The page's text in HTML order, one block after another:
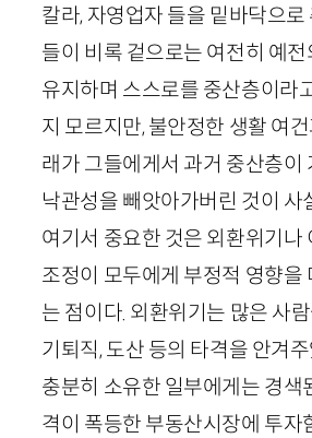
칼라, 자영업자 들을 밑바닥으로
들이 비록 겉으로는 여전히 예
유지하며 스스로를 중산층이라
지 모르지만, 불안정한 생활 여
래가 그들에게서 과거 중산층이
낙관성을 빼앗아가버린 것이 사
여기서 중요한 것은 외환위기나
조정이 모두에게 부정적 영향을
는 점이다. 외환위기는 많은 사
기퇴직, 도산 등의 타격을 안겨
충분히 소유한 일부에게는 경색
격이 폭등한 부동산시장에 투자